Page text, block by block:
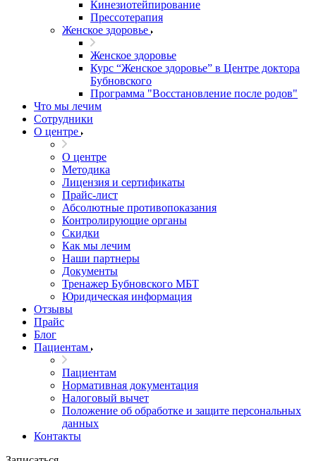
Кинезиотейпирование
Прессотерапия
Женское здоровье
Женское здоровье
Курс “Женское здоровье” в Центре доктора
Бубновского
Программа "Восстановление после родов"
Что мы лечим
Сотрудники
О центре
О центре
Методика
Лицензия и сертификаты
Прайс-лист
Абсолютные противопоказания
Контролирующие органы
Скидки
Как мы лечим
Наши партнеры
Документы
Тренажер Бубновского МБТ
Юридическая информация
Отзывы
Прайс
Блог
Пациентам
Пациентам
Нормативная документация
Налоговый вычет
Положение об обработке и защите персональных
данных
Контакты